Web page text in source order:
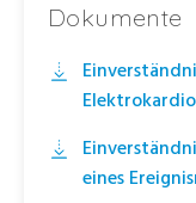
Dokumente
eines